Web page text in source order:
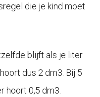
die je kind moet
blijft als je liter
dus 2 dm3. Bij 5
hoort 0,5 dm3.